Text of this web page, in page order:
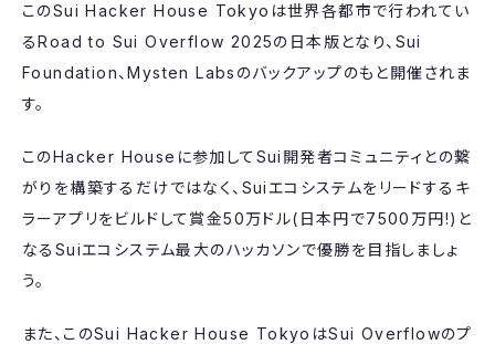
​このSui Hacker House Tokyoは世界各都市で行われてい
るRoad to Sui Overflow 2025の日本版となり、Sui
Foundation、Mysten Labsのバックアップのもと開催されま
す。
​このHacker Houseに参加してSui開発者コミュニティとの繋
がりを構築するだけではなく、Suiエコシステムをリードするキ
ラーアプリをビルドして賞金50万ドル(日本円で7500万円!)と
なるSuiエコシステム最大のハッカソンで優勝を目指しましょ
う。
​また、このSui Hacker House TokyoはSui Overflowのプ